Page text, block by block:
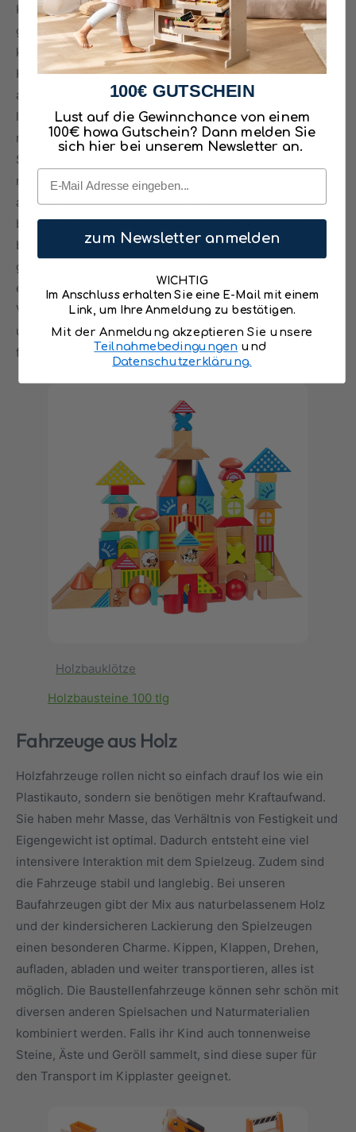
Kinderzimmer fehlen. Für die Kleinsten eignen sich
größere Bausteine in unterschiedlichen Formen, diese
können nicht verschluckt werden. Außerdem sind die
Koordination und die Feinmotorik noch nicht so
ausgereift. Daher stellen sich mit größeren Bausteinen
leichter Erfolgserlebnisse ein. Diese wiederum
motivieren zum Weiterbauen und stärken das
Selbstbewusstsein. Durch das Eigengewicht von
massivem Holz bekommen Kinder beim Spielen auch ein
anderes Körpergefühl, motorische Abläufe werden
bewusster erlebt und Bewegungen trainiert. Kinder
bekommen beim Spielen mit Bausteinen schon früh ein
gewisses Gefühl für physikalische Gesetze, Statik,
einfache geometrische Formen und räumliches
Vorstellungsvermögen. Es braucht viel Geschicklichkeit
und eine gute Auge-Hand-Koordination damit
fantasievolle Gebäude, Türme und Welten entstehen.
Holzbausteine 100tlg
Fahrzeuge aus Holz
Holzfahrzeuge rollen nicht so einfach drauf los wie ein
Plastikauto, sondern sie benötigen mehr Kraftaufwand.
Sie haben mehr Masse, das Verhältnis von Festigkeit und
Eigengewicht ist optimal. Dadurch entsteht eine viel
intensivere Interaktion mit dem Spielzeug. Zudem sind
die Fahrzeuge stabil und langlebig. Bei unseren
Baufahrzeugen gibt der Mix aus naturbelassenem Holz
und der kindersicheren Lackierung den Spielzeugen
einen besonderen Charme. Kippen, Klappen, Drehen,
aufladen, abladen und weiter transportieren, alles ist
möglich. Die Baustellenfahrzeuge können sehr schön mit
diversen anderen Spielsachen und Naturmaterialien
kombiniert werden. Falls ihr Kind auch tonnenweise
Steine, Äste und Geröll sammelt, sind diese super für
den Transport im Kipplaster geeignet.
100€ GUTSCHEIN
Lust auf die Gewinnchance von einem
100€ howa Gutschein? Dann melden Sie
sich hier bei unserem Newsletter an.
Email
zum Newsletter anmelden
WICHTIG
Im Anschluss erhalten Sie eine E-Mail mit einem
Link, um Ihre Anmeldung zu bestätigen.
Mit der Anmeldung akzeptieren Sie unsere
Teilnahmebedingungen und
Datenschutzerklärung.